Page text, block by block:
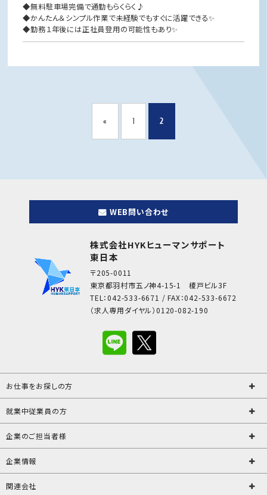
◆無料駐車場完備で通勤もらくらく♪
◆かんたん＆シンプル作業で未経験でもすぐに活躍できる✨
◆勤務１年後には正社員登用の可能性もあり✨
« 1 2
WEB問い合わせ
株式会社HYKヒューマンサポート
東日本
〒205-0011
東京都羽村市五ノ神4-15-1 榎戸ビル3F
TEL：042-533-6671 / FAX：042-533-6672
（求人専用ダイヤル）0120-082-190
お仕事をお探しの方
就業中従業員の方
企業のご担当者様
企業情報
関連会社